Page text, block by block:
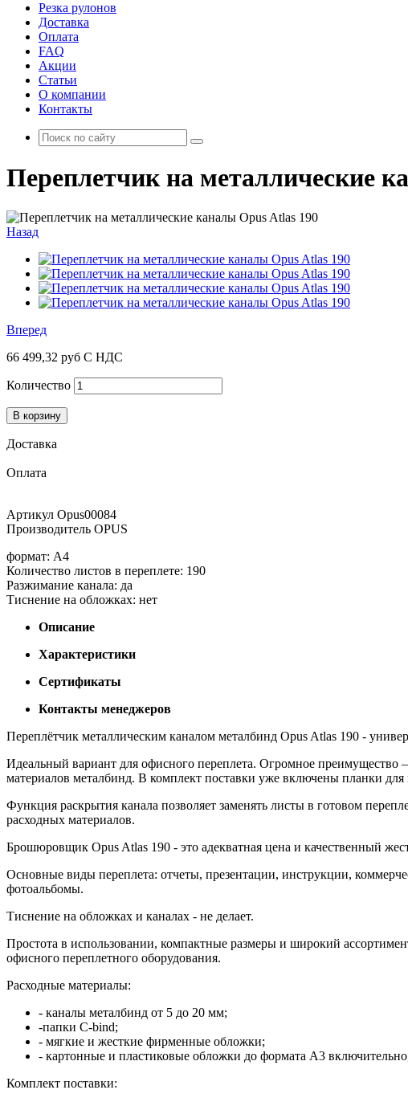
Резка рулонов
Доставка
Оплата
FAQ
Акции
Статьи
О компании
Контакты
Переплетчик на металлические
Назад
Вперед
66 499,32 руб С НДС
Количество
В корзину
Доставка
Оплата
Артикул Opus00084
Производитель OPUS
формат: А4
Количество листов в переплете: 190
Разжимание канала: да
Тиснение на обложках: нет
Описание
Характеристики
Сертификаты
Контакты менеджеров
Переплётчик металлическим каналом металбинд Opus Atlas 190 -
Идеальный вариант для офисного переплета. Огромное преимущество
материалов металбинд. В комплект поставки уже включены планки для
Функция раскрытия канала позволяет заменять листы в готовом
расходных материалов.
Брошюровщик Opus Atlas 190 - это адекватная цена и качественный
Основные виды переплета: отчеты, презентации, инструкции,
фотоальбомы.
Тиснение на обложках и каналах - не делает.
Простота в использовании, компактные размеры и широкий
офисного переплетного оборудования.
Расходные материалы:
- каналы металбинд от 5 до 20 мм;
-папки C-bind;
- мягкие и жесткие фирменные обложки;
- картонные и пластиковые обложки до формата А3
Комплект поставки: